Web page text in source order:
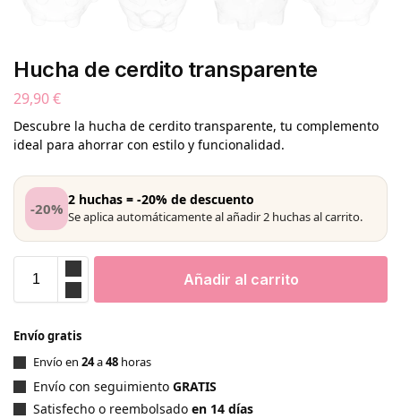
Hucha de cerdito transparente
29,90€
Descubre la hucha de cerdito transparente, tu complemento
ideal para ahorrar con estilo y funcionalidad.
-20% 2 huchas = -20% de descuento
Se aplica automáticamente al añadir 2 huchas al carrito.
Añadir al carrito
Envío gratis
Envío en 24a48 horas
Envío con seguimiento GRATIS
Satisfecho o reembolsado en 14 días